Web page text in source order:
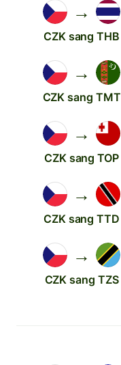
→
CZK sang THB
→
CZK sang TMT
→
CZK sang TOP
→
CZK sang TTD
→
CZK sang TZS